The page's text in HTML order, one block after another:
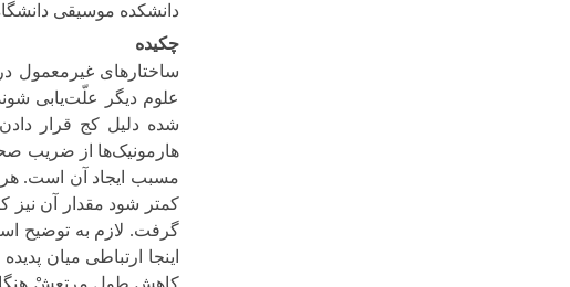
دانشکده موسیقی دانشگاه هنر،
ساختارهای غیرمعمول در ساز
علوم دیگر علّت‌یابی شوند. در
شده دلیل کج قرار دادن خرک
هارمونیک‌ها از ضریب صحیح
مسبب ایجاد آن است. هر چه
کمتر شود مقدار آن نیز کاهش
گرفت. لازم به توضیح است
اینجا ارتباطی میان پدیده
کاهش طول مرتعشْ هنگام